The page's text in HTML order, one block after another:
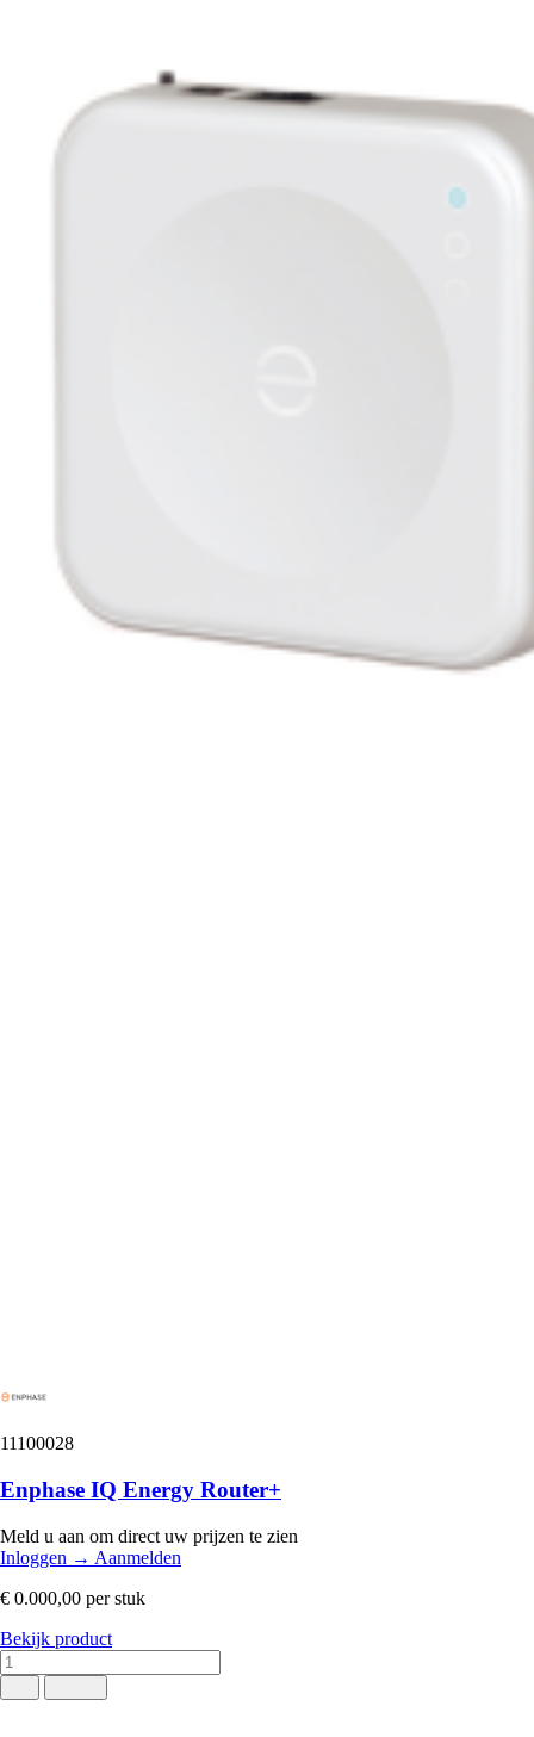
11100028
Enphase IQ Energy Router+
Meld u aan om direct uw prijzen te zien
Inloggen → Aanmelden
€ 0.000,00 per stuk
Bekijk product